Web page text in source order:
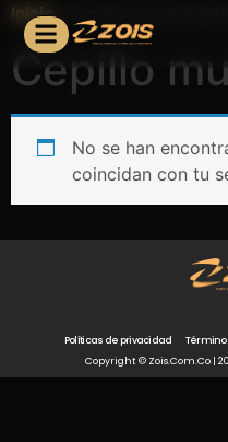
Inicio/ Productos
Cepillo
No se han
coincidan con tu
Políticas de privacidad
Copyright © Zois.com.co |